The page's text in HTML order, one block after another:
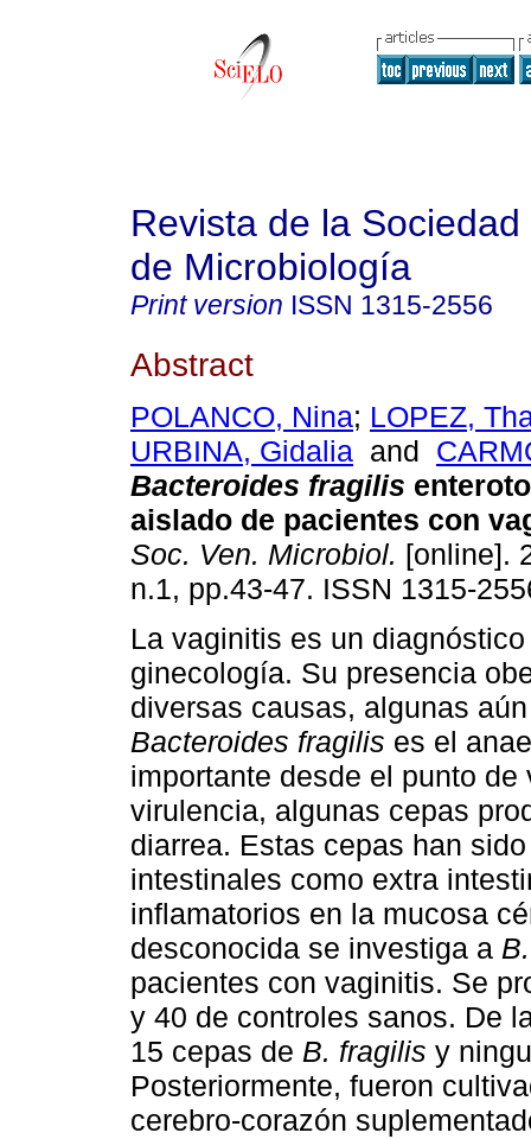
Revista de la
de Microbiología
Print version ISSN 1315-2556
Abstract
POLANCO, Nina; LOPEZ,
URBINA, Gidalia and
Bacteroides fragilis
aislado de pacientes con
Soc. Ven. Microbiol. [online].
n.1, pp.43-47. ISSN 1315-
La vaginitis es un
ginecología. Su presencia
diversas causas, algunas
Bacteroides fragilis es el
importante desde el punto
virulencia, algunas cepas
diarrea. Estas cepas han
intestinales como extra
inflamatorios en la mucosa
desconocida se investiga a
pacientes con vaginitis. Se
y 40 de controles sanos. De
15 cepas de B. fragilis y
Posteriormente, fueron
cerebro-corazón